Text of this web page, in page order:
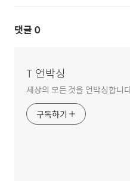
댓글 0
T 언박싱
세상의 모든 것을 언박싱합니
구독하기